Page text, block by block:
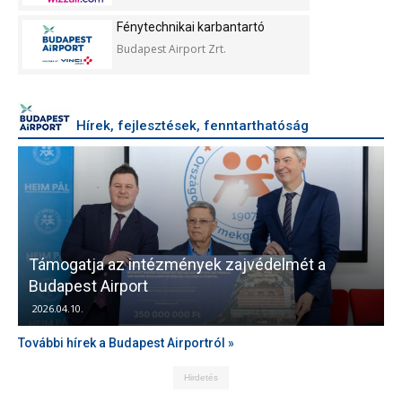
Fénytechnikai karbantartó
Budapest Airport Zrt.
Hírek, fejlesztések, fenntarthatóság
Támogatja az intézmények zajvédelmét a
Budapest Airport
2026.04.10.
További hírek a Budapest Airportról »
Hirdetés